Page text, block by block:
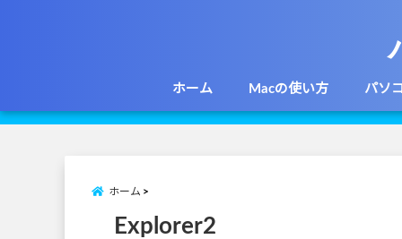
ホーム Macの使い方 パソ
ホーム
Explorer2